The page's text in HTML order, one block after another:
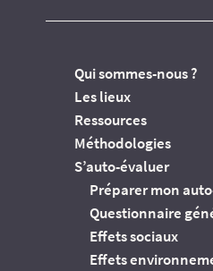
Qui sommes-nous ?
Les lieux
Ressources
Méthodologies
S’auto-évaluer
Préparer mon
Questionnaire
Effets sociaux
Effets